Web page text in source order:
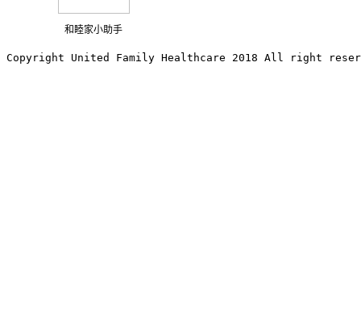
和睦家小助手
Copyright United Family Healthcare 2018 All right